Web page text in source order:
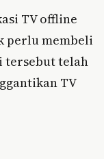
TV offline
perlu membeli
tersebut telah
TV